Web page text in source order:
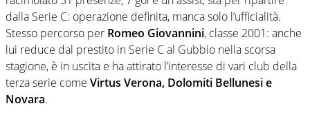
dalla Serie C: operazione definita, manca solo l’ufficialità.
Stesso percorso per Romeo Giovannini, classe 2001: anche
lui reduce dal prestito in Serie C al Gubbio nella scorsa
stagione, è in uscita e ha attirato l’interesse di vari club della
terza serie come Virtus Verona, Dolomiti Bellunesi e
Novara.